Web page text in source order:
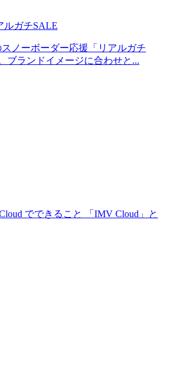
ルガチSALE
ノーボーダー応援「リアルガチ
ブランドイメージに合わせと...
でできること 「IMV Cloud」と